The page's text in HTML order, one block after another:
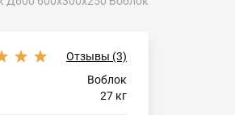
Отзывы (3)
Воблок
27 кг